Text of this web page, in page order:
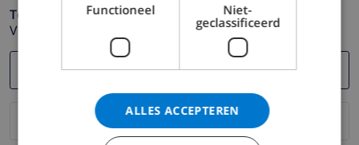
Telefoonnummer *
Voor het geval dat uw e-mail adres niet correct werkt.
Functioneel
Niet-
geclassificeerd
ALLES ACCEPTEREN